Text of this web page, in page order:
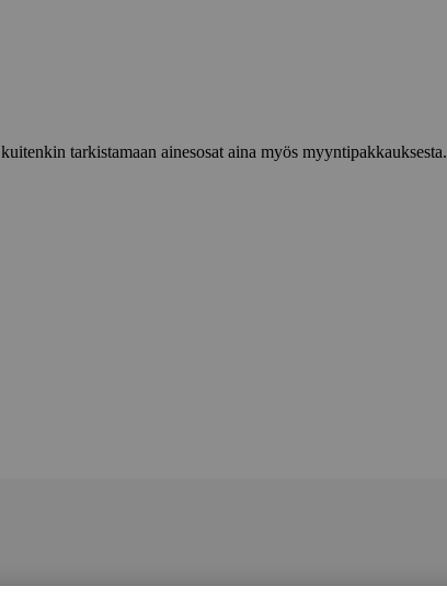
tarkistamaan ainesosat aina myös myyntipakkauksesta.